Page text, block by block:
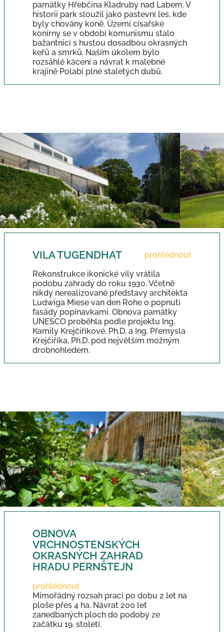
památky Hřebčína Kladruby nad Labem. V
historii park sloužil jako pastevní les, kde
byly chovány koně. Území císařské
konírny se v období komunismu stalo
bažantnicí s hustou dosadbou okrasných
keřů a smrků. Naším úkolem bylo
rozsáhlé kácení a návrat k malebné
krajině Polabí plné staletých dubů.
VILA TUGENDHAT
prohlédnout
Rekonstrukce ikonické vily vrátila
podobu zahrady do roku 1930. Včetně
nikdy nerealizované představy architekta
Ludwiga Miese van den Rohe o popnutí
fasády popínavkami. Obnova památky
UNESCO proběhla podle projektu Ing.
Kamily Krejčiříkové, Ph.D. a Ing. Přemysla
Krejčiříka, Ph.D. pod největším možným
drobnohledem.
OBNOVA
VRCHNOSTENSKÝCH
OKRASNÝCH ZAHRAD
HRADU PERNŠTEJN
prohlédnout
Mimořádný rozsah prací po dobu 2 let na
ploše přes 4 ha. Návrat 200 let
zanedbaných ploch do podoby ze
začátku 19. století.